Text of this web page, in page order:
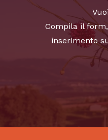
Compila il
inserimento